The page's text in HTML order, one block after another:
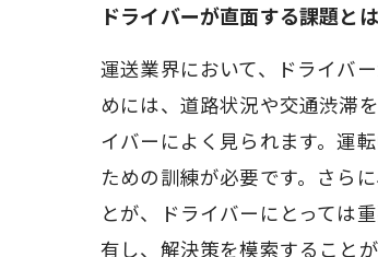
ドライバーが直面する課題と
運送業界において、ドライバ
めには、道路状況や交通渋滞
イバーによく見られます。運
ための訓練が必要です。さら
とが、ドライバーにとっては
有し、解決策を模索することが